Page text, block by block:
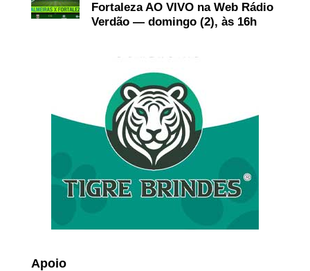
Fortaleza AO VIVO na Web Rádio
Verdão — domingo (2), às 16h
Apoio